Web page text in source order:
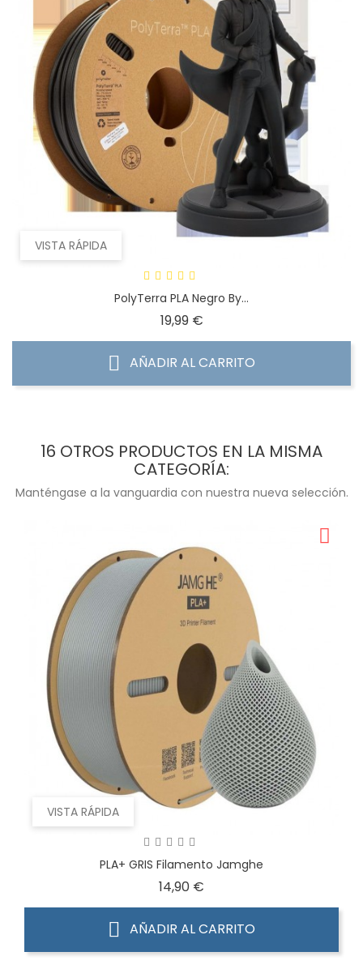
VISTA RÁPIDA
PolyTerra PLA Negro By...
19,99 €Precio
AÑADIR AL CARRITO
16 OTROS PRODUCTOS EN LA MISMA
CATEGORÍA:
Manténgase a la vanguardia con nuestra nueva selección.
VISTA RÁPIDA
PLA+ GRIS Filamento Jamghe
14,90 €
AÑADIR AL CARRITO